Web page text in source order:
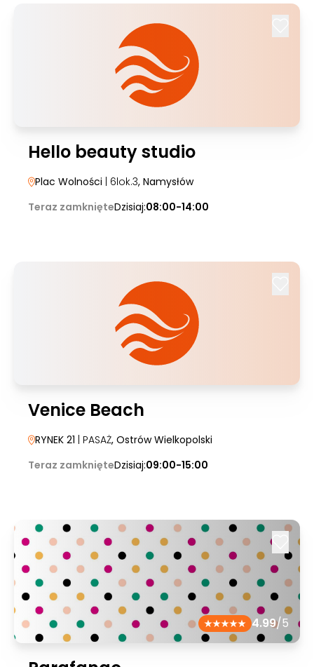
Hello beauty studio
Plac Wolności | 6lok.3, Namysłów
Teraz zamknięteDzisiaj:08:00-14:00
Venice Beach
RYNEK 21 | PASAŻ, Ostrów Wielkopolski
Teraz zamknięteDzisiaj:09:00-15:00
4.99/5